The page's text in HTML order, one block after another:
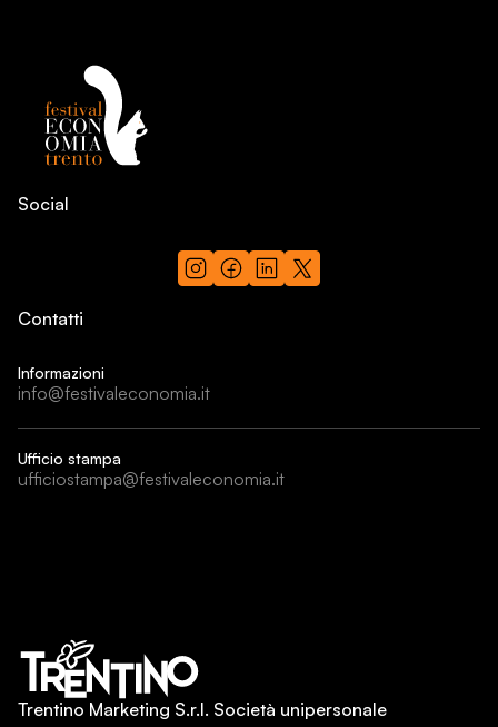
Social
Contatti
Informazioni
info@festivaleconomia.it
Ufficio stampa
ufficiostampa@festivaleconomia.it
Trentino Marketing S.r.l. Società unipersonale